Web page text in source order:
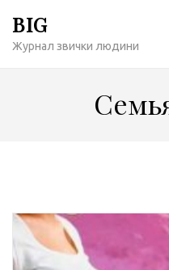
содержимому
BIG
Журнал звички людини